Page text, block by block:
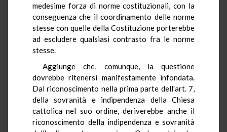
medesime forza di norme costituzionali, con la
conseguenza che il coordinamento delle norme
stesse con quelle della Costituzione porterebbe
ad escludere qualsiasi contrasto fra le norme
stesse.
Aggiunge che, comunque, la questione
dovrebbe ritenersi manifestamente infondata.
Dal riconoscimento nella prima parte dell'art. 7,
della sovranità e indipendenza della Chiesa
cattolica nel suo ordine, deriverebbe anche il
riconoscimento della indipendenza e sovranità